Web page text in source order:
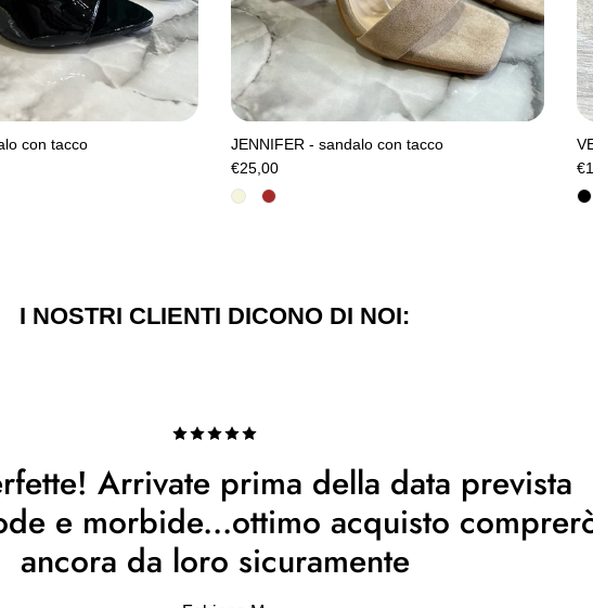
con tacco
JENNIFER - sandalo con tacco
€25,00
I NOSTRI CLIENTI DICONO DI NOI:
Arrivate prima della data prevista
e morbide...ottimo acquisto
ancora da loro sicuramente